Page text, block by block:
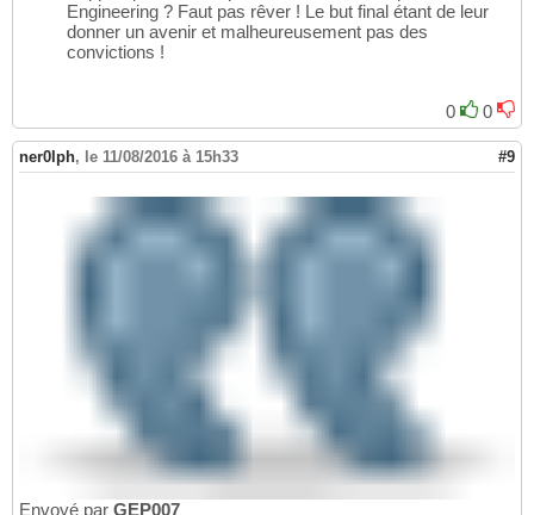
Engineering ? Faut pas rêver ! Le but final étant de leur
donner un avenir et malheureusement pas des
convictions !
0 0
ner0lph, le 11/08/2016 à 15h33 #9
Envoyé par GEP007